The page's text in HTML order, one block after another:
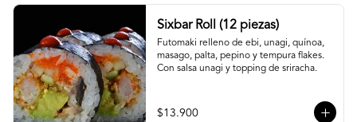
Sixbar Roll (12 piezas)
Futomaki relleno de ebi, unagi, quínoa,
masago, palta, pepino y tempura flakes.
Con salsa unagi y topping de sriracha.
$13.900